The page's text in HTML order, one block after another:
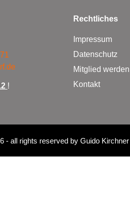
!
Rechtliches
Impressum
Datenschutz
Mitglied
Kontakt
- all rights reserved by Guido Kirchner